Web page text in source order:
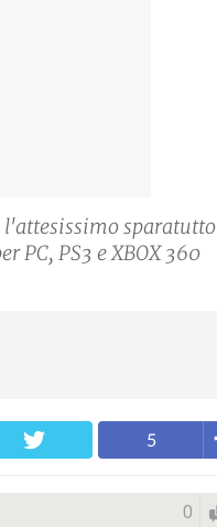
PC, PS3 e XBOX 360
5
0